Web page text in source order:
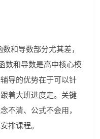
和导数部分尤其差，
数和导数是高中核心模
导的优势在于可以针
着大班进度走。关键
不清、公式不会用，
排课程。